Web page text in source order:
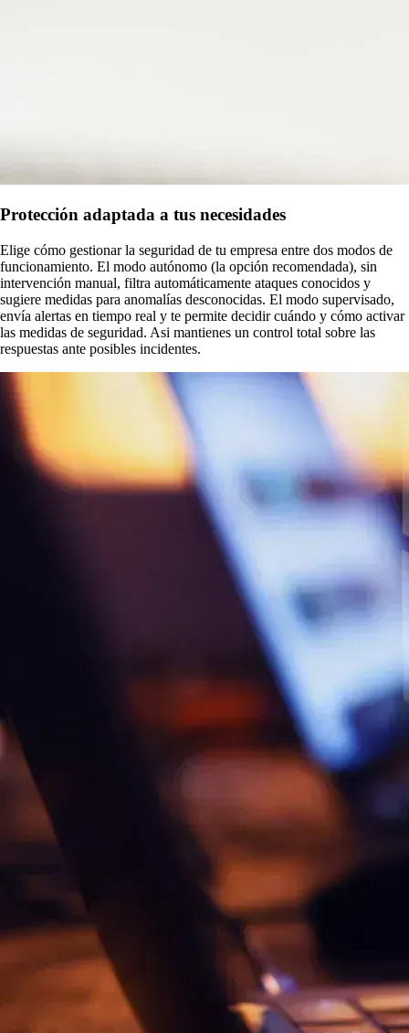
Protección adaptada a tus necesidades
Elige cómo gestionar la seguridad de tu empresa entre dos modos de
funcionamiento. El modo autónomo (la opción recomendada), sin
intervención manual, filtra automáticamente ataques conocidos y
sugiere medidas para anomalías desconocidas. El modo supervisado,
envía alertas en tiempo real y te permite decidir cuándo y cómo activar
las medidas de seguridad. Asi mantienes un control total sobre las
respuestas ante posibles incidentes.